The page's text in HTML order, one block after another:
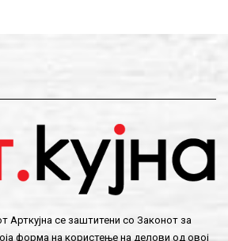
Арткујна се заштитени со Законот за
форма на користење на делови од овој